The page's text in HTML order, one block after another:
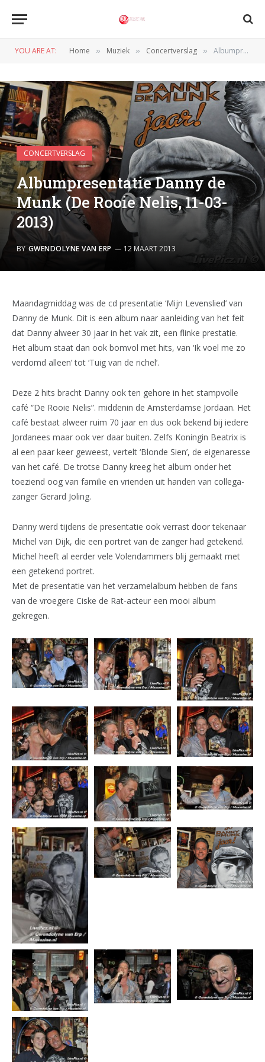
YOU ARE AT: Home » Muziek » Concertverslag » Albumpresentatie Danny de Munk (De Rooie Nelis, 11-03-2013)
CONCERTVERSLAG
Albumpresentatie Danny de
Munk (De Rooie Nelis, 11-03-
2013)
BY GWENDOLYNE VAN ERP 12 MAART 2013
Maandagmiddag was de cd presentatie ‘Mijn Levenslied’ van
Danny de Munk. Dit is een album naar aanleiding van het feit
dat Danny alweer 30 jaar in het vak zit, een flinke prestatie.
Het album staat dan ook bomvol met hits, van ‘Ik voel me zo
verdomd alleen’ tot ‘Tuig van de richel’.
Deze 2 hits bracht Danny ook ten gehore in het stampvolle
café “De Rooie Nelis”. middenin de Amsterdamse Jordaan. Het
café bestaat alweer ruim 70 jaar en dus ook bekend bij iedere
Jordanees maar ook ver daar buiten. Zelfs Koningin Beatrix is
al een paar keer geweest, vertelt ‘Blonde Sien’, de eigenaresse
van het café. De trotse Danny kreeg het album onder het
toeziend oog van familie en vrienden uit handen van collega-
zanger Gerard Joling.
Danny werd tijdens de presentatie ook verrast door tekenaar
Michel van Dijk, die een portret van de zanger had getekend.
Michel heeft al eerder vele Volendammers blij gemaakt met
een getekend portret.
Met de presentatie van het verzamelalbum hebben de fans
van de vroegere Ciske de Rat-acteur een mooi album
gekregen.